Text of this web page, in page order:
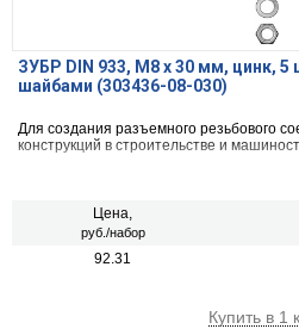
ЗУБР DIN 933, M8 х 30 мм, цинк, 5
шайбами (303436-08-030)
Для создания разъемного резьбового
конструкций в строительстве и
Цена,
руб./набор
92.31
Купить в 1